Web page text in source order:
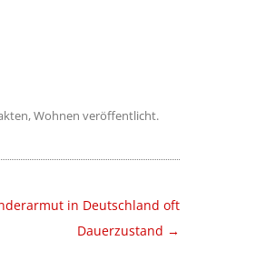
,Wohnen veröffentlicht.
in Deutschland oft
Dauerzustand →